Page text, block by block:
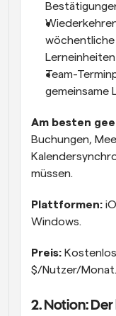
Lerneinheiten
Team-
gemeinsame
Am besten
Buchungen,
müssen.
Plattformen:
Windows.
Preis:
$/Nutzer/Monat.
2. Notion: